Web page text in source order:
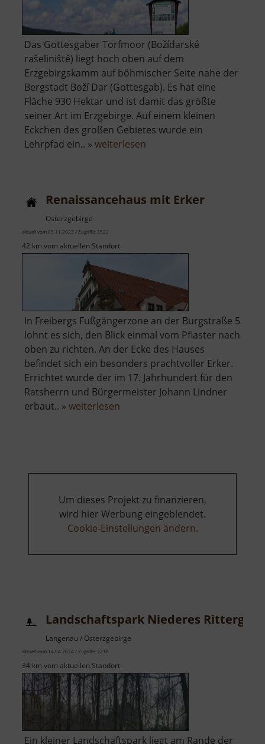
Das Gottesgaber Torfmoor (Božídarské
rašeliniště) liegt hoch oben auf dem
Erzgebirgskamm auf böhmischer Seite nahe der
Bergstadt Boží Dar (Gottesgab). Es hat eine
Fläche 930 Hektar und ist damit das größte
seiner Art im Erzgebirge. Auf einem kleinen
Eckchen des großen Gebietes wurde ein
Lehrpfad ein.. » weiterlesen
Renaissancehaus mit Erker
Osterzgebirge
aktuell vom 05.11.2023 / Zugriffe: 3522
42 km vom aktuellen Standort
In Freibergs Fußgängerzone an der Burgstraße 5
lohnt es sich, den Blick einmal vom Pflaster nach
oben zu richten. An der Ecke des Hauses
befindet sich ein besonders prachtvoller Erker.
Errichtet wurde der im 17. Jahrhundert für den
Ratsherrn und Bürgermeister Johann Lindner
erbaut.. » weiterlesen
Um dieses Projekt zu finanzieren,
wird hier Werbung eingeblendet.
Cookie-Einstellungen ändern.
Landschaftspark Niederes Rittergut
Langenau / Osterzgebirge
aktuell vom 14.04.2024 / Zugriffe: 2218
34 km vom aktuellen Standort
Ein kleiner Landschaftspark liegt am Rande der